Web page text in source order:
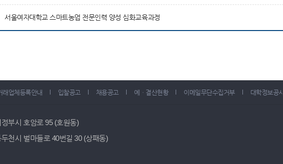
서울여자대학교 스마트농업 전문인력 양성 심화교육과정
래업체등록안내 입찰공고 채용공고 예ㆍ결산현황 이메일무단수집거부 대학정보공시
부시 호암로 95 (호원동)
천시 벌마들로 40번길 30 (상패동)